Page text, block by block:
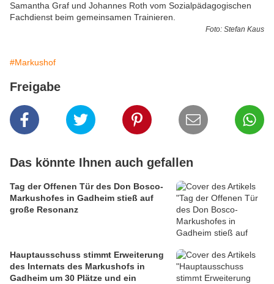
Samantha Graf und Johannes Roth vom Sozialpädagogischen
Fachdienst beim gemeinsamen Trainieren.
Foto: Stefan Kaus
#Markushof
Freigabe
Das könnte Ihnen auch gefallen
Tag der Offenen Tür des Don Bosco-
Markushofes in Gadheim stieß auf
große Resonanz
Hauptausschuss stimmt Erweiterung
des Internats des Markushofs in
Gadheim um 30 Plätze und ein